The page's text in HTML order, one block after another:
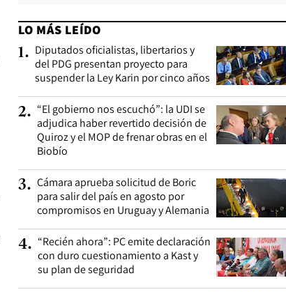
LO MÁS LEÍDO
1. Diputados oficialistas, libertarios y
del PDG presentan proyecto para
suspender la Ley Karin por cinco años
2. “El gobierno nos escuchó”: la UDI se
adjudica haber revertido decisión de
Quiroz y el MOP de frenar obras en el
Biobío
3. Cámara aprueba solicitud de Boric
para salir del país en agosto por
compromisos en Uruguay y Alemania
4. “Recién ahora”: PC emite declaración
con duro cuestionamiento a Kast y
su plan de seguridad